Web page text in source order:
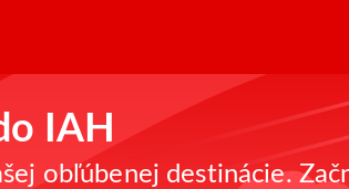
IAH
obľúbenej destinácie.